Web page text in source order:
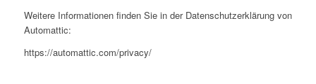
Weitere Informationen finden Sie in der Datenschutzerklärung von
Automattic:
https://automattic.com/privacy/